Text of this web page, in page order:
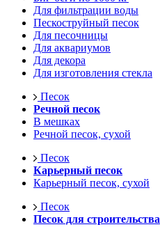
Для фильтрации воды
Пескоструйный песок
Для песочницы
Для аквариумов
Для декора
Для изготовления стекла
Песок
Речной песок
В мешках
Речной песок, сухой
Песок
Карьерный песок
Карьерный песок, сухой
Песок
Песок для строительства